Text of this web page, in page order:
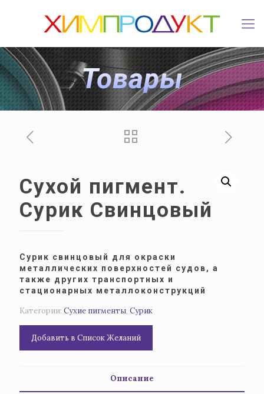
Товары
Сухой пигмент.
Сурик Свинцовый
Сурик свинцовый для окраски
металлических поверхностей судов, а
также других транспортных и
стационарных металлоконструкций
Категории: Сухие пигменты, Сурик
Добавить в Список Желаний
Описание